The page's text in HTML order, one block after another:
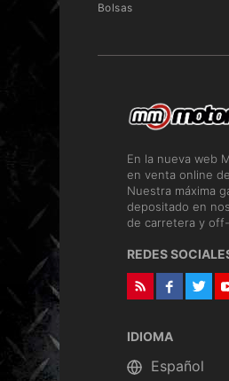
Bolsas
En la nueva web
en venta online
Nuestra máxima
depositado en
de carretera y off-
REDES
IDIOMA